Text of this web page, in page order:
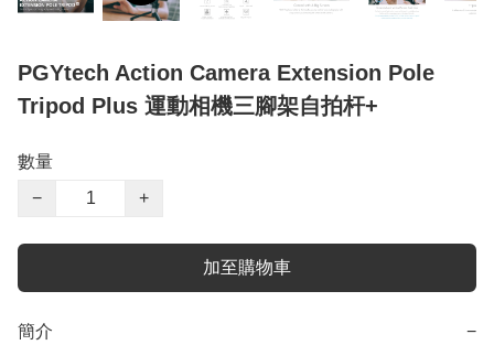
PGYtech Action Camera Extension Pole
Tripod Plus 運動相機三腳架自拍杆+
數量
−
+
加至購物車
簡介 −